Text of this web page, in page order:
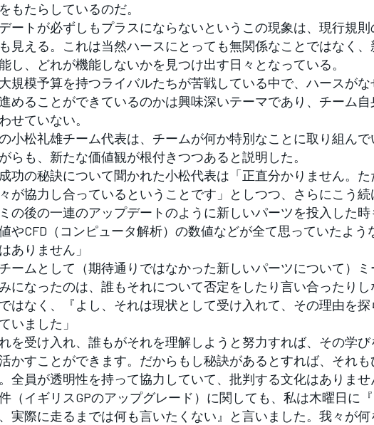
テゴリー
もたらしているのだ。
ートが必ずしもプラスにならないというこの現象は、現行規則
見える。これは当然ハースにとっても無関係なことではなく
し、どれが機能しないかを見つけ出す日々となっている。
規模予算を持つライバルたちが苦戦している中で、ハースがな
めることができているのかは興味深いテーマであり、チーム自
せていない。
小松礼雄チーム代表は、チームが何か特別なことに取り組んで
らも、新たな価値観が根付きつつあると説明した。
功の秘訣について聞かれた小松代表は「正直分かりません。た
が協力し合っているということです」としつつ、さらにこう続
ミの後の一連のアップデートのように新しいパーツを投入した
やCFD（コンピュータ解析）の数値などが全て思っていたよう
ありません」
チームとして（期待通りではなかった新しいパーツについて）
になったのは、誰もそれについて否定をしたり言い合ったり
はなく、『よし、それは現状として受け入れて、その理由を
いました」
れを受け入れ、誰もがそれを理解しようと努力すれば、その学
かすことができます。だからもし秘訣があるとすれば、それ
全員が透明性を持って協力していて、批判する文化はありませ
件（イギリスGPのアップグレード）に関しても、私は木曜日に
実際に走るまでは何も言いたくない』と言いました。我々が